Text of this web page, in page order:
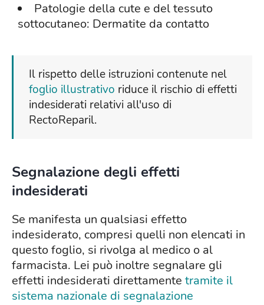
Patologie della cute e del tessuto
sottocutaneo: Dermatite da contatto
Il rispetto delle istruzioni contenute nel
foglio illustrativo riduce il rischio di effetti
indesiderati relativi all'uso di
RectoReparil.
Segnalazione degli effetti
indesiderati
Se manifesta un qualsiasi effetto
indesiderato, compresi quelli non elencati in
questo foglio, si rivolga al medico o al
farmacista. Lei può inoltre segnalare gli
effetti indesiderati direttamente tramite il
sistema nazionale di segnalazione